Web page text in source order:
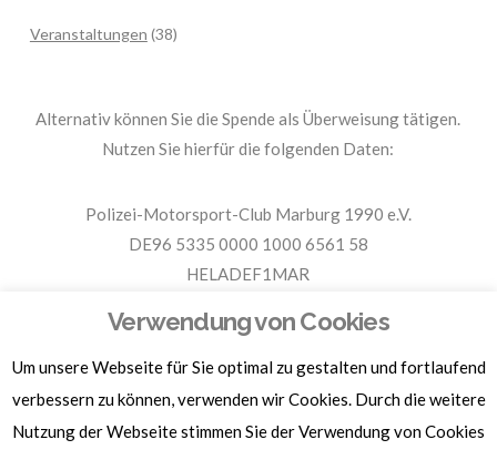
Veranstaltungen (38)
Alternativ können Sie die Spende als Überweisung tätigen.
Nutzen Sie hierfür die folgenden Daten:
Polizei-Motorsport-Club Marburg 1990 e.V.
DE96 5335 0000 1000 6561 58
HELADEF1MAR
Für Spendenbescheinigungen, Sachspenden und weitere
Informationen, hier klicken.
Verwendung von Cookies
Um unsere Webseite für Sie optimal zu gestalten und fortlaufend
verbessern zu können, verwenden wir Cookies. Durch die weitere
Nutzung der Webseite stimmen Sie der Verwendung von Cookies